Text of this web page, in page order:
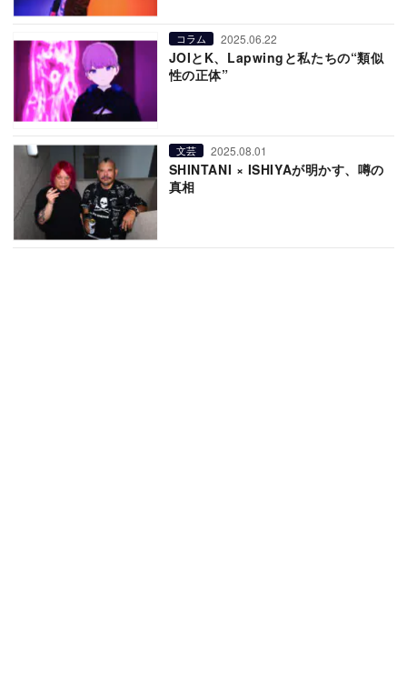
コラム 2025.06.22
JOIとK、Lapwingと私たちの“類似
性の正体”
文芸 2025.08.01
SHINTANI × ISHIYAが明かす、噂の
真相